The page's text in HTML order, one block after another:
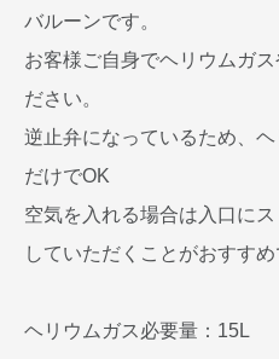
バルーンです。
お客様ご自身でヘリウムガ
ださい。
逆止弁になっているため、
だけでOK
空気を入れる場合は入口に
していただくことがおすすめ
ヘリウムガス必要量：15L